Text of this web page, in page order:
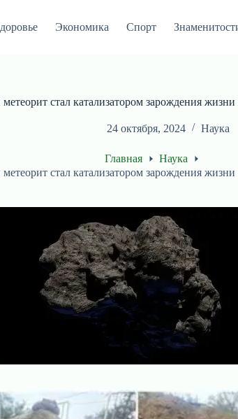
Экономика Спорт
стал катализатором зарождения
24 октября, 2024 Наука
Главная
Наука
стал катализатором зарождения